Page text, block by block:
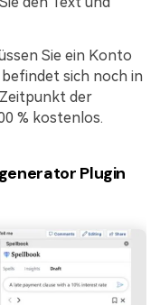
Sie ein Konto
befindet sich noch in
der
% kostenlos.
Plugin